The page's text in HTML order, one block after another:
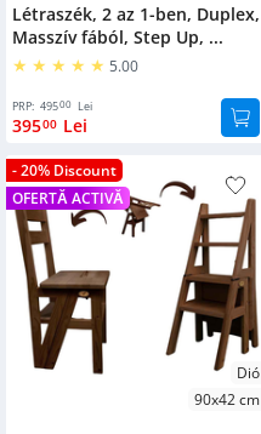
Top kedvencek
Scaun Scara
Mese, scaune,
coltare
Flash Deals
Produse noi
Culoare
Natúr
Fehér
Létraszék, 2 az 1-ben, Duplex,
Masszív fából, Step Up, ...
5.00
PRP: 49500 Lei
39500 Lei
- 20% Discount
OFERTĂ ACTIVĂ
Dió
90x42 cm
Ágy
alatti
Cipőtartók
Kerti
bútorok
Gyetekbútorok
Birouri
Ruhásszekrények
Textil
kiegészítők
kiegészítők
Ágy
kiegészítők
Fitness
kiegészítők
Cuiere